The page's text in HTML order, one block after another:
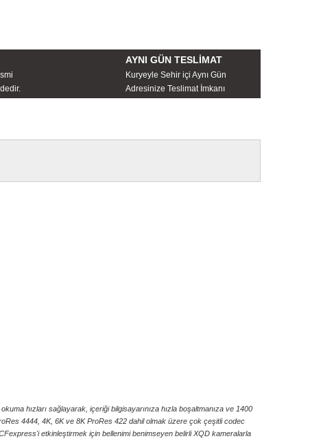
AYNI GÜN TESLİMAT
Kuryeyle Sehir içi Aynı Gün
Adresinize Teslimat İmkanı
hızları sağlayarak, içeriği bilgisayarınıza hızla boşaltmanıza ve 1400
4444, 4K, 6K ve 8K ProRes 422 dahil olmak üzere çok çeşitli codec
etkinleştirmek için bellenimi benimseyen belirli XQD kameralarla